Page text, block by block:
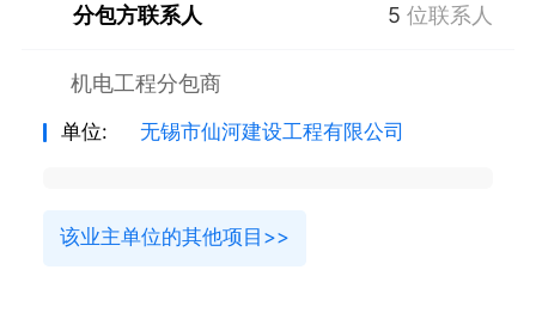
分包方联系人 5 位联系人
机电工程分包商
单位: 无锡市仙河建设工程有限公司
该业主单位的其他项目>>